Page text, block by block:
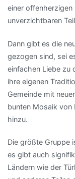
einer
unverzichtbaren
Dann gibt es die
gezogen sind, sei
einfachen Liebe zu
ihre eigenen
Gemeinde mit
bunten Mosaik von
hinzu.
Die größte Gruppe
es gibt auch
Ländern wie der